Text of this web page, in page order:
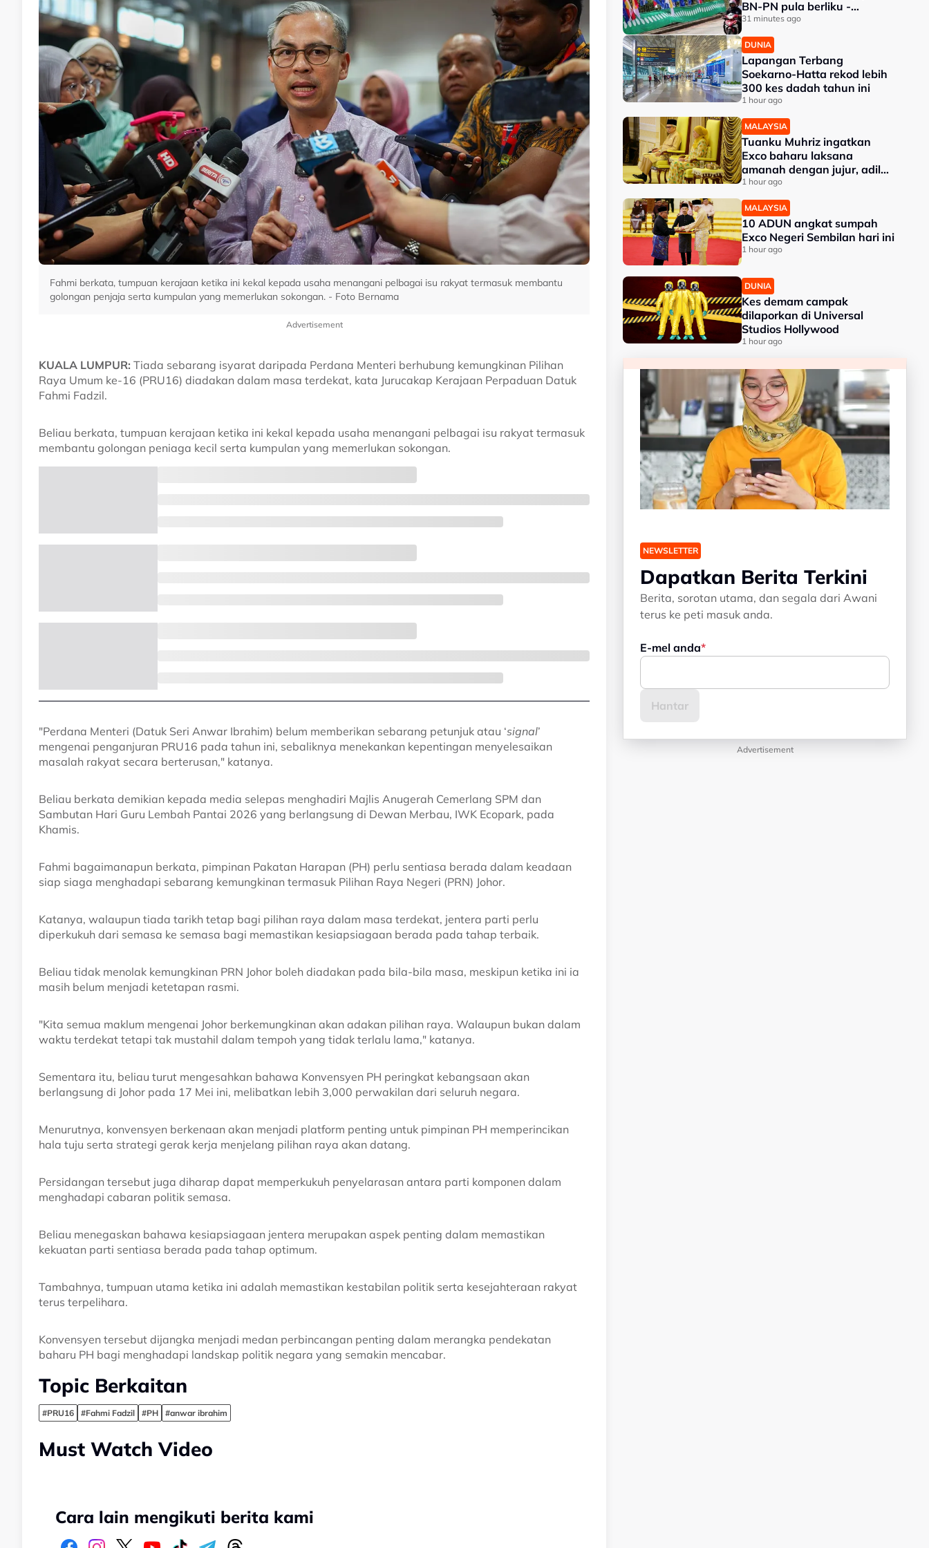
Fahmi berkata, tumpuan kerajaan ketika ini kekal kepada usaha menangani pelbagai isu rakyat termasuk membantu
golongan penjaja serta kumpulan yang memerlukan sokongan. - Foto Bernama
Advertisement
KUALA LUMPUR: Tiada sebarang isyarat daripada Perdana Menteri berhubung kemungkinan Pilihan
Raya Umum ke-16 (PRU16) diadakan dalam masa terdekat, kata Jurucakap Kerajaan Perpaduan Datuk
Fahmi Fadzil.
Beliau berkata, tumpuan kerajaan ketika ini kekal kepada usaha menangani pelbagai isu rakyat termasuk
membantu golongan peniaga kecil serta kumpulan yang memerlukan sokongan.
"Perdana Menteri (Datuk Seri Anwar Ibrahim) belum memberikan sebarang petunjuk atau ‘signal’
mengenai penganjuran PRU16 pada tahun ini, sebaliknya menekankan kepentingan menyelesaikan
masalah rakyat secara berterusan," katanya.
Beliau berkata demikian kepada media selepas menghadiri Majlis Anugerah Cemerlang SPM dan
Sambutan Hari Guru Lembah Pantai 2026 yang berlangsung di Dewan Merbau, IWK Ecopark, pada
Khamis.
Fahmi bagaimanapun berkata, pimpinan Pakatan Harapan (PH) perlu sentiasa berada dalam keadaan
siap siaga menghadapi sebarang kemungkinan termasuk Pilihan Raya Negeri (PRN) Johor.
Katanya, walaupun tiada tarikh tetap bagi pilihan raya dalam masa terdekat, jentera parti perlu
diperkukuh dari semasa ke semasa bagi memastikan kesiapsiagaan berada pada tahap terbaik.
Beliau tidak menolak kemungkinan PRN Johor boleh diadakan pada bila-bila masa, meskipun ketika ini ia
masih belum menjadi ketetapan rasmi.
"Kita semua maklum mengenai Johor berkemungkinan akan adakan pilihan raya. Walaupun bukan dalam
waktu terdekat tetapi tak mustahil dalam tempoh yang tidak terlalu lama," katanya.
Sementara itu, beliau turut mengesahkan bahawa Konvensyen PH peringkat kebangsaan akan
berlangsung di Johor pada 17 Mei ini, melibatkan lebih 3,000 perwakilan dari seluruh negara.
Menurutnya, konvensyen berkenaan akan menjadi platform penting untuk pimpinan PH memperincikan
hala tuju serta strategi gerak kerja menjelang pilihan raya akan datang.
Persidangan tersebut juga diharap dapat memperkukuh penyelarasan antara parti komponen dalam
menghadapi cabaran politik semasa.
Beliau menegaskan bahawa kesiapsiagaan jentera merupakan aspek penting dalam memastikan
kekuatan parti sentiasa berada pada tahap optimum.
Tambahnya, tumpuan utama ketika ini adalah memastikan kestabilan politik serta kesejahteraan rakyat
terus terpelihara.
Konvensyen tersebut dijangka menjadi medan perbincangan penting dalam merangka pendekatan
baharu PH bagi menghadapi landskap politik negara yang semakin mencabar.
Topic Berkaitan
#PRU16 #Fahmi Fadzil #PH #anwar ibrahim
Must Watch Video
Cara lain mengikuti berita kami
BN-PN pula berliku -
Penganalisis
31 minutes ago
DUNIA
Lapangan Terbang
Soekarno-Hatta rekod lebih
300 kes dadah tahun ini
1 hour ago
MALAYSIA
Tuanku Muhriz ingatkan
Exco baharu laksana
amanah dengan jujur, adil
dan profesional
1 hour ago
MALAYSIA
10 ADUN angkat sumpah
Exco Negeri Sembilan hari ini
1 hour ago
DUNIA
Kes demam campak
dilaporkan di Universal
Studios Hollywood
1 hour ago
NEWSLETTER
Dapatkan Berita Terkini
Berita, sorotan utama, dan segala dari Awani
terus ke peti masuk anda.
E-mel anda
Advertisement